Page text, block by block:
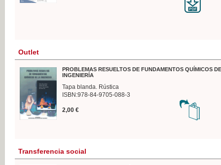
Outlet
PROBLEMAS RESUELTOS DE FUNDAMENTOS QUÍMICOS
INGENIERÍA
Tapa blanda. Rústica
ISBN:978-84-9705-088-3
2,00 €
Transferencia social